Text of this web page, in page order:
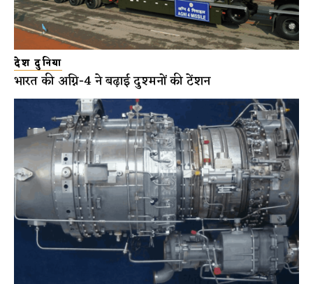
देश दुनिया
भारत की अग्नि-4 ने बढ़ाई दुश्मनों की टेंशन